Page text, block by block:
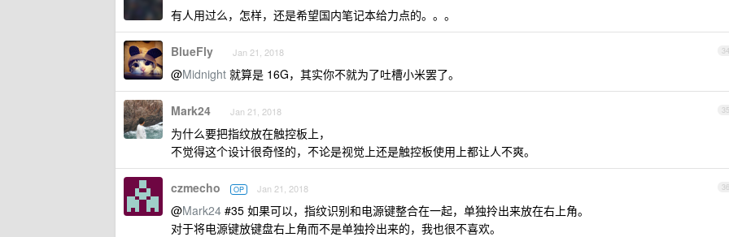
有人用过么，怎样，还是希望国内笔记本给力点的。。。
34
BlueFly Jan 21, 2018
@Midnight 就算是 16G，其实你不就为了吐槽小米罢了。
35
Mark24 Jan 21, 2018
为什么要把指纹放在触控板上，
不觉得这个设计很奇怪的，不论是视觉上还是触控板使用上都让人不爽。
36
czmecho OP Jan 21, 2018
@Mark24 #35 如果可以，指纹识别和电源键整合在一起，单独拎出来放在右上角。
对于将电源键放键盘右上角而不是单独拎出来的，我也很不喜欢。